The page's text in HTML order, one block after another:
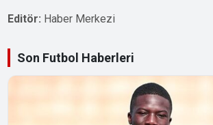
Editör: Haber Merkezi
Son Futbol Haberleri